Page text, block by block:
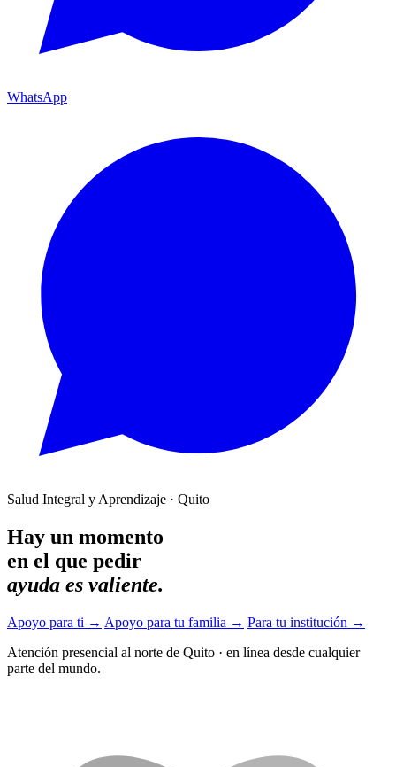
WhatsApp
Salud Integral y Aprendizaje · Quito
Hay un momento
en el que pedir
ayuda es valiente.
Apoyo para ti → Apoyo para tu familia → Para tu institución →
Atención presencial al norte de Quito · en línea desde cualquier
parte del mundo.